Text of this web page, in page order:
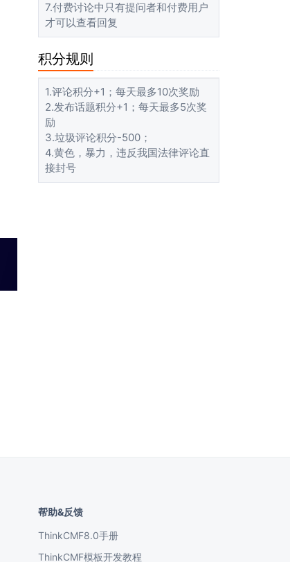
7.付费讨论中只有提问者和付费用户
才可以查看回复
积分规则
1.评论积分+1；每天最多10次奖励
2.发布话题积分+1；每天最多5次奖
励
3.垃圾评论积分-500；
4.黄色，暴力，违反我国法律评论直
接封号
帮助&反馈
ThinkCMF8.0手册
ThinkCMF模板开发教程